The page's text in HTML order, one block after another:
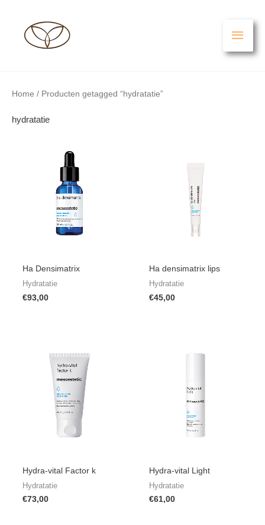
Home / Producten getagged “hydratatie”
hydratatie
Ha Densimatrix
Hydratatie
€93,00
Ha densimatrix lips
Hydratatie
€45,00
Hydra-vital Factor k
Hydratatie
€73,00
Hydra-vital Light
Hydratatie
€61,00